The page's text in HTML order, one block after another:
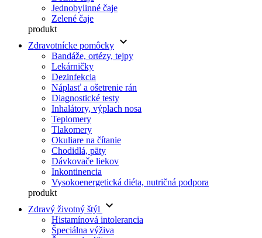
Jednobylinné čaje
Zelené čaje
produkt
Zdravotnícke pomôcky keyboard_arrow_down
Bandáže, ortézy, tejpy
Lekárničky
Dezinfekcia
Náplasť a ošetrenie rán
Diagnostické testy
Inhalátory, výplach nosa
Teplomery
Tlakomery
Okuliare na čítanie
Chodidlá, päty
Dávkovače liekov
Inkontinencia
Vysokoenergetická diéta, nutričná podpora
produkt
Zdravý životný štýl
keyboard_arrow_down
Histamínová intolerancia
Špeciálna výživa